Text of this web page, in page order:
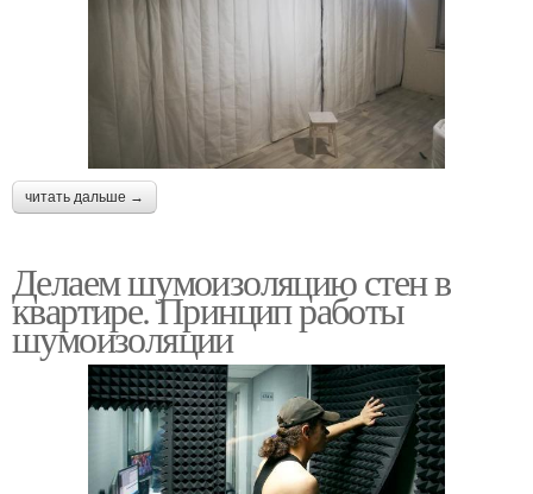
читать дальше →
Делаем шумоизоляцию стен в
квартире. Принцип работы
шумоизоляции